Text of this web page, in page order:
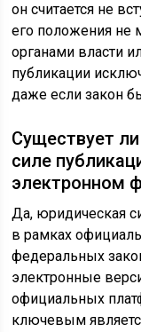
он считается не
его положения не
органами власти
публикации
даже если закон
Существует
силе
электронном
Да, юридическая
в рамках
федеральных
электронные
официальных
ключевым